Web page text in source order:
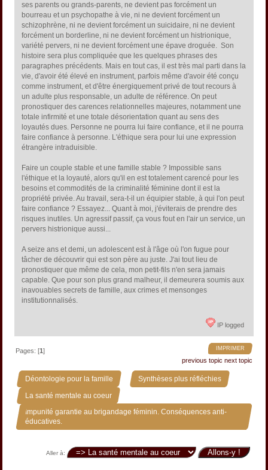
ses parents ou grands-parents, ne devient pas forcément un
bourreau et un psychopathe à vie, ni ne devient forcément un
schizophrène, ni ne devient forcément un suicidaire, ni ne devient
forcément un borderline, ni ne devient forcément un histrionique,
variété pervers, ni ne devient forcément une épave droguée. Son
histoire sera plus compliquée que les quelques phrases des
paragraphes précédents. Mais en tout cas, il est très mal parti dans la
vie, d'avoir été élevé en instrument, parfois même d'avoir été conçu
comme instrument, et d'être énergiquement privé de tout recours à
un adulte plus responsable, un adulte de référence. On peut
pronostiquer des carences relationnelles majeures, notamment une
totale infirmité et une totale désorientation quant au sens des
loyautés dues. Personne ne pourra lui faire confiance, et il ne pourra
faire confiance à personne. L'éthique sera pour lui une expression
étrangère intraduisible.
Faire un couple stable et une famille stable ? Impossible sans
l'éthique et la loyauté, alors qu'il en est totalement carencé pour les
besoins et commodités de la criminalité féminine dont il est la
propriété privée. Au travail, sera-t-il un équipier stable, à qui l'on peut
faire confiance ? Essayez... Quant à moi, j'éviterais de prendre des
risques inutiles. Un agressif passif, ça vous fout en l'air un service, un
pervers histrionique aussi...
A seize ans et demi, un adolescent est à l'âge où l'on fugue pour
tâcher de découvrir qui est son père au juste. J'ai tout lieu de
pronostiquer que même de cela, mon petit-fils n'en sera jamais
capable. Que pour son plus grand malheur, il demeurera soumis aux
inavouables secrets de famille, aux crimes et mensonges
institutionnalisés.
IP logged
IMPRIMER
Pages: [1]
previous topic next topic
Déontologie pour la famille » Synthèses plus réfléchies »
La santé mentale au coeur »
Impunité garantie au brigandage féminin. Conséquences anti-
éducatives.
Aller à: